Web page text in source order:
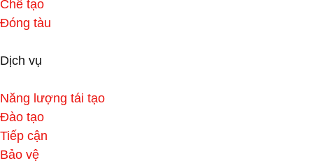
Chế tạo
Đóng tàu
Dịch vụ
Năng lượng tái tạo
Đào tạo
Tiếp cận
Bảo vệ